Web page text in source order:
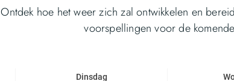
Ontdek hoe het weer zich zal ontwikkelen en
voorspellingen voor de